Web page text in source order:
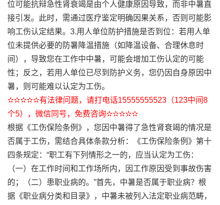
位可能抗辩急性肾衰竭是由个人健康原因导致，而非中暑直
接引发。此时，需通过医疗鉴定明确因果关系，否则可能影
响工伤认定结果。3.用人单位防护措施是否到位：若用人单
位未提供必要的防暑降温措施（如降温设备、合理休息时
间），导致您在工作中中暑，可能会增加工伤认定的可能
性；反之，若用人单位已尽到防护义务，您仍因自身原因中
暑，则可能难以认定为工伤。
✫✫✫✫✫有法律问题，请打电话15555555523（123中间8
个5），微信同号，免费咨询✫✫✫✫✫
根据《工伤保险条例》，您因中暑得了急性肾衰竭的情况是
否属于工伤，需结合具体条款分析：《工伤保险条例》第十
四条规定：“职工有下列情形之一的，应当认定为工伤：
（一）在工作时间和工作场所内，因工作原因受到事故伤害
的；（二）患职业病的。”首先，中暑是否属于职业病？根
据《职业病分类和目录》，中暑未被列入法定职业病范畴，